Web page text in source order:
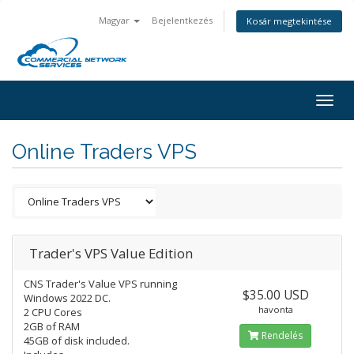
Magyar Bejelentkezés Kosár megtekintése
Online Traders VPS
Trader's VPS Value Edition
CNS Trader's Value VPS running
Windows 2022 DC.
2 CPU Cores
2GB of RAM
45GB of disk included.
$35.00 USD
havonta
Rendelés